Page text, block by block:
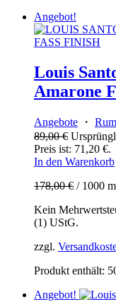
Angebot!
Louis
Amarone
Angebote ・ Rum
89,00€
Preis ist: 71,20 €.
In den Warenkorb
178,00€ / 1000
Kein
(1) UStG.
zzgl.
Produkt enthält:
Angebot!